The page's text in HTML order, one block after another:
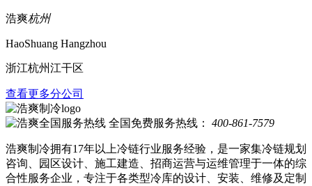
浩爽杭州
HaoShuang Hangzhou
浙江杭州江干区
查看更多分公司
全国免费服务热线： 400-861-7579
浩爽制冷拥有17年以上冷链行业服务经验，是一家集冷链规划
咨询、园区设计、施工建造、招商运营与运维管理于一体的综
合性服务企业，专注于各类型冷库的设计、安装、维修及定制